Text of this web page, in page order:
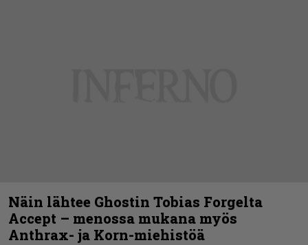
Näin lähtee Ghostin Tobias Forgelta
Accept – menossa mukana myös
Anthrax- ja Korn-miehistöä